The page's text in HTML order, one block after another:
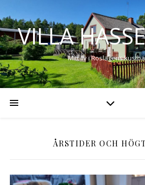
VILLA
Mitt liv i Roslagens
ÅRSTIDER OCH